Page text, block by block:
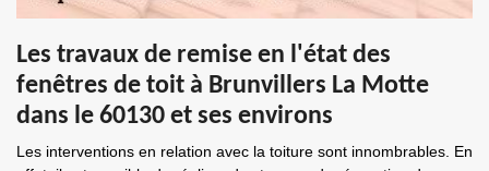
Les travaux de remise en l'état des
fenêtres de toit à Brunvillers La Motte
dans le 60130 et ses environs
Les interventions en relation avec la toiture sont innombrables. En